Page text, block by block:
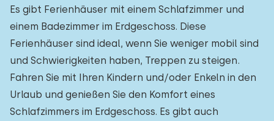
Es gibt Ferienhäuser mit einem Schlafzimmer und
einem Badezimmer im Erdgeschoss. Diese
Ferienhäuser sind ideal, wenn Sie weniger mobil sind
und Schwierigkeiten haben, Treppen zu steigen.
Fahren Sie mit Ihren Kindern und/oder Enkeln in den
Urlaub und genießen Sie den Komfort eines
Schlafzimmers im Erdgeschoss. Es gibt auch